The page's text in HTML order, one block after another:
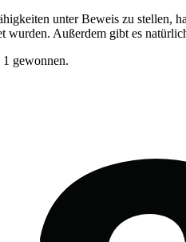
unter Beweis zu stellen,
wurden. Außerdem gibt es
gewonnen.